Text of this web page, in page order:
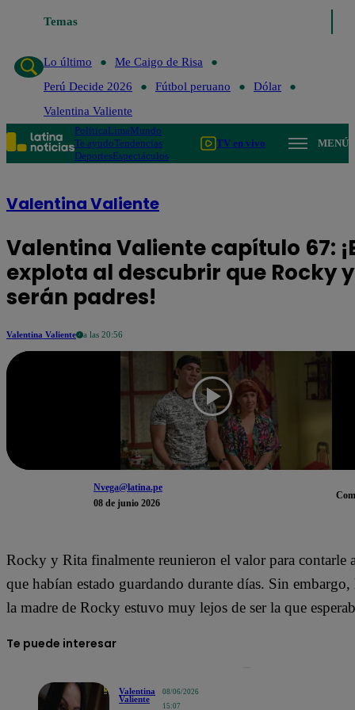
TemasLo último
Lo último
Me Caigo de Risa
Perú Decide 2026
Fútbol peruano
Dólar
Valentina Valiente
PolíticaLimaMundo
Te ayudoTendencias
DeportesEspectáculos
TV en vivo MENÚ
Valentina Valiente
Valentina Valiente capítulo 67:
explota al descubrir que Rocky
serán padres!
Valentina Valiente a las 20:56
Nvega@latina.pe
08 de junio 2026
Rocky y Rita finalmente reunieron el valor para contarle
que habían estado guardando durante días. Sin embargo,
la madre de Rocky estuvo muy lejos de ser la que
Te puede interesar
Valentina
Valiente
08/06/2026
15:07